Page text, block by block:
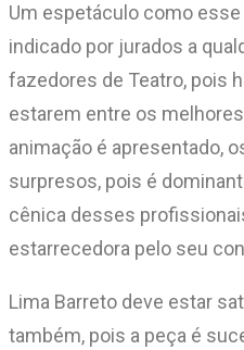
Um espetáculo como
indicado por jurados a
fazedores de Teatro, pois
estarem entre os
animação é apresentado,
surpresos, pois é
cênica desses
estarrecedora pelo seu
Lima Barreto deve estar
também, pois a peça é